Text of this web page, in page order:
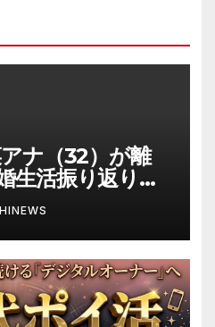
ナ（32）が離
活振り返り
た道は宝物」
)